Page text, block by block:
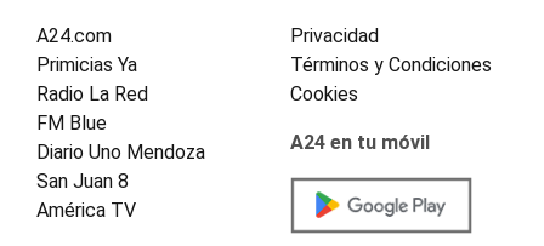
A24.com
Primicias Ya
Radio La Red
FM Blue
Diario Uno Mendoza
San Juan 8
América TV
Privacidad
Términos y Condiciones
Cookies
A24 en tu móvil